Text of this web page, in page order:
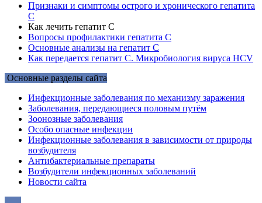
Признаки и симптомы острого и хронического гепатита
С
Как лечить гепатит С
Вопросы профилактики гепатита С
Основные анализы на гепатит С
Как передается гепатит С. Микробиология вируса HCV
Основные разделы сайта
Инфекционные заболевания по механизму заражения
Заболевания, передающиеся половым путём
Зоонозные заболевания
Особо опасные инфекции
Инфекционные заболевания в зависимости от природы
возбудителя
Антибактериальные препараты
Возбудители инфекционных заболеваний
Новости сайта